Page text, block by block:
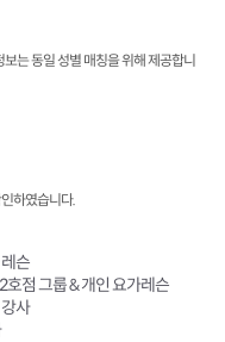
는 동일 성별 매칭을 위해 제공합니
하였습니다.
슨
점 그룹 & 개인 요가레슨
사